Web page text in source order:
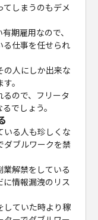
しまうのもデメ
期雇用なので、
る仕事を任せられ
の人にしか出来な
。
ので、フリータ
でしょう。
いる人も珍しくな
ダブルワークを禁
解禁をしている
情報漏洩のリス
していた時より稼